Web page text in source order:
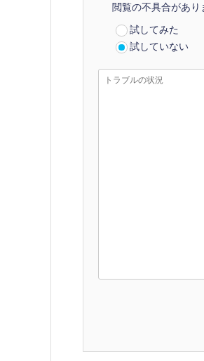
閲覧の不具合があり
試してみた
試していない